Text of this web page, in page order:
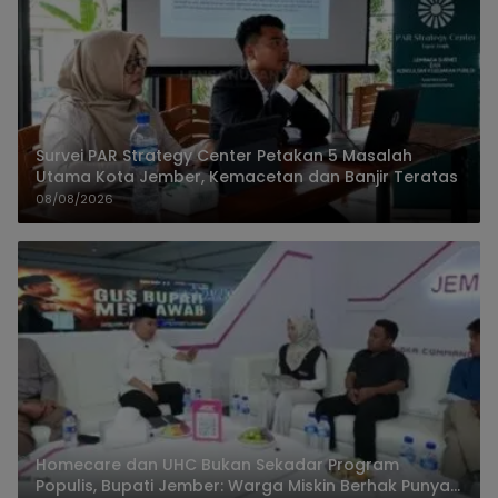
Survei PAR Strategy Center Petakan 5 Masalah
Utama Kota Jember, Kemacetan dan Banjir Teratas
08/08/2026
Homecare dan UHC Bukan Sekadar Program
Populis, Bupati Jember: Warga Miskin Berhak Punya